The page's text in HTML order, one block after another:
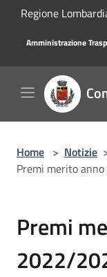
Salta al contenuto
Regione
Amministrazione
Home > Notizie
Premi merito
Premi
2022/